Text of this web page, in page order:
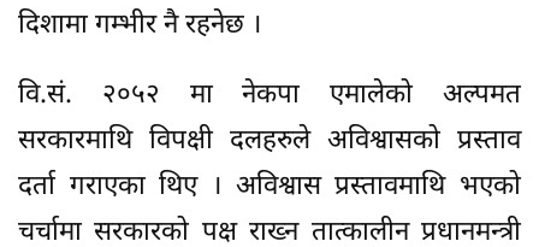
दिशामा गम्भीर नै रहनेछ ।
वि.सं. २०५२ मा नेकपा एमालेको अल्पमत
सरकारमाथि विपक्षी दलहरुले अविश्वासको प्रस्ताव
दर्ता गराएका थिए । अविश्वास प्रस्तावमाथि भएको
चर्चामा सरकारको पक्ष राख्न तात्कालीन प्रधानमन्त्री